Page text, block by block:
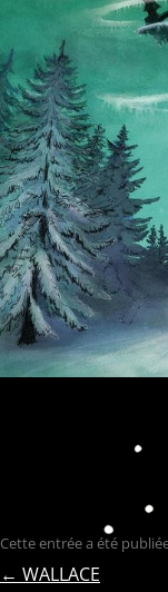
Cette entrée a été
← WALLACE